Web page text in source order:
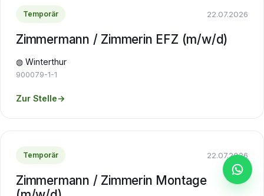
Temporär 22.07.2026
Zimmermann / Zimmerin EFZ (m/w/d)
◍ Winterthur
900079-1-1
Zur Stelle→
Temporär 22.07.2026
Zimmermann / Zimmerin Montage